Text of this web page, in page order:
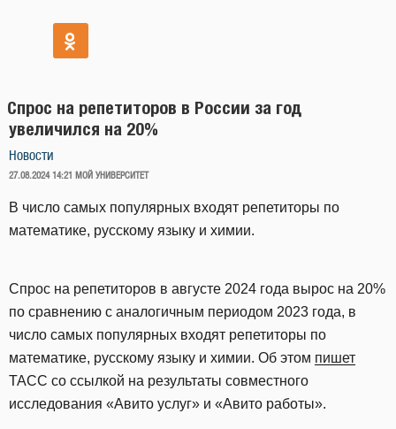
Cпрос на репетиторов в России за год
увеличился на 20%
Новости
ОПУБЛИКОВАНО
27.08.2024 14:21 МОЙ УНИВЕРСИТЕТ
В число самых популярных входят репетиторы по
математике, русскому языку и химии.
Спрос на репетиторов в августе 2024 года вырос на 20%
по сравнению с аналогичным периодом 2023 года, в
число самых популярных входят репетиторы по
математике, русскому языку и химии. Об этом пишет
ТАСС со ссылкой на результаты совместного
исследования «Авито услуг» и «Авито работы».